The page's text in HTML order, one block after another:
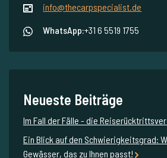
info@thecarpspecialist.de
WhatsApp:+31 6 5519 1755
Neueste Beiträge
Im Fall der Fälle - die
Ein Blick auf den Schwierigkeitsgrad:
Gewässer, das zu Ihnen passt!